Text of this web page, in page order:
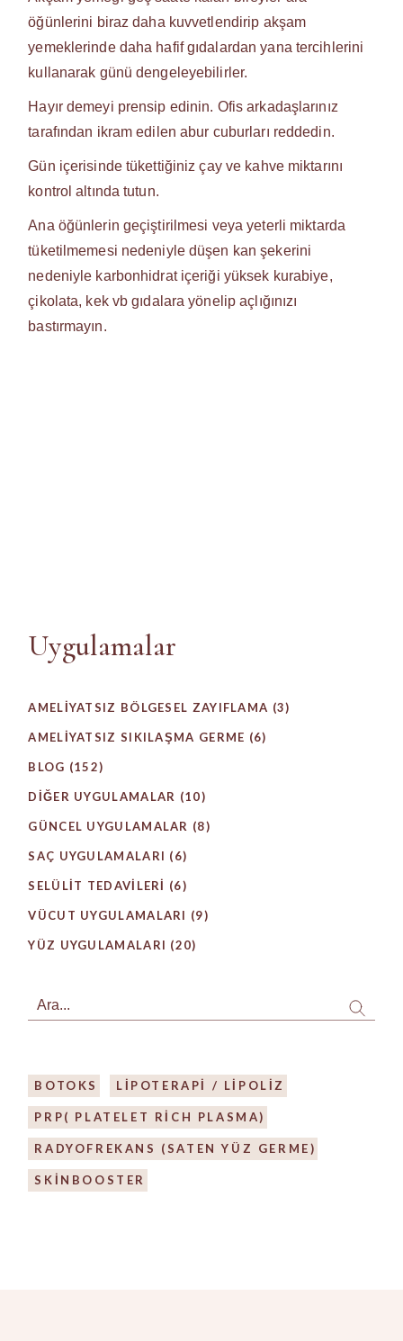
öğünlerini biraz daha kuvvetlendirip akşam
yemeklerinde daha hafif gıdalardan yana tercihlerini
kullanarak günü dengeleyebilirler.
Hayır demeyi prensip edinin. Ofis arkadaşlarınız
tarafından ikram edilen abur cuburları reddedin.
Gün içerisinde tükettiğiniz çay ve kahve miktarını
kontrol altında tutun.
Ana öğünlerin geçiştirilmesi veya yeterli miktarda
tüketilmemesi nedeniyle düşen kan şekerini
nedeniyle karbonhidrat içeriği yüksek kurabiye,
çikolata, kek vb gıdalara yönelip açlığınızı
bastırmayın.
Uygulamalar
AMELIYATSIZ BÖLGESEL ZAYIFLAMA (3)
AMELIYATSIZ SIKILAŞMA GERME (6)
BLOG (152)
DIĞER UYGULAMALAR (10)
GÜNCEL UYGULAMALAR (8)
SAÇ UYGULAMALARI (6)
SELÜLIT TEDAVILERI (6)
VÜCUT UYGULAMALARI (9)
YÜZ UYGULAMALARI (20)
Search
BOTOKS LIPOTERAPI / LIPOLIZ
PRP( PLATELET RICH PLASMA)
RADYOFREKANS (SATEN YÜZ GERME)
SKİNBOOSTER